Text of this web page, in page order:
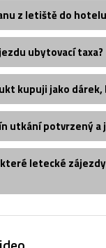
z letiště do
ubytovací taxa?
kupuji jako dárek,
utkání potvrzený a
letecké